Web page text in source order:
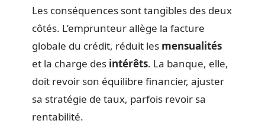
Les conséquences sont tangibles des deux
côtés. L’emprunteur allège la facture
globale du crédit, réduit les mensualités
et la charge des intérêts. La banque, elle,
doit revoir son équilibre financier, ajuster
sa stratégie de taux, parfois revoir sa
rentabilité.